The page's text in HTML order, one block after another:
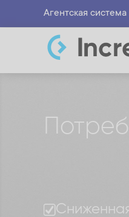
Агентская система